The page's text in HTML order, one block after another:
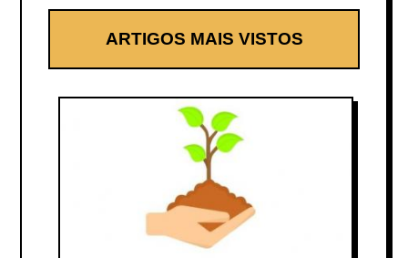
ARTIGOS MAIS VISTOS